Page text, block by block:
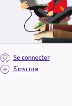
Se connecter
S'inscrire